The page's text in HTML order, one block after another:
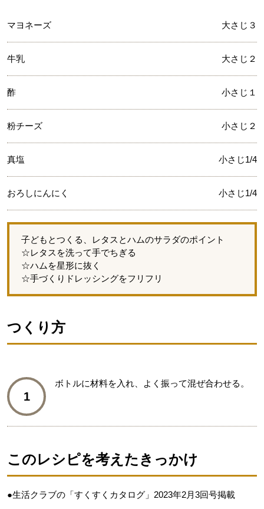
マヨネーズ 大さじ３
牛乳 大さじ２
酢 小さじ１
粉チーズ 小さじ２
真塩 小さじ1/4
おろしにんにく 小さじ1/4
子どもとつくる、レタスとハムのサラダのポイント
☆レタスを洗って手でちぎる
☆ハムを星形に抜く
☆手づくりドレッシングをフリフリ
つくり方
1
ボトルに材料を入れ、よく振って混ぜ合わせる。
このレシピを考えたきっかけ
●生活クラブの「すくすくカタログ」2023年2月3回号掲載